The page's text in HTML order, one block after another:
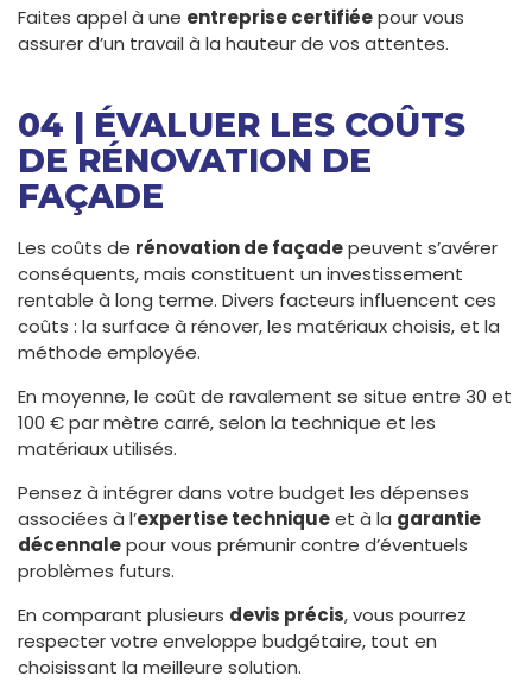
Faites appel à une entreprise certifiéepour vous
assurer d’un travail à la hauteur de vos attentes.
04 | ÉVALUER LES COÛTS
DE RÉNOVATION DE
FAÇADE
Les coûts de rénovation de façadepeuvent s’avérer
conséquents, mais constituent un investissement
rentable à long terme. Divers facteurs influencent ces
coûts : la surface à rénover, les matériaux choisis, et la
méthode employée.
En moyenne, le coût de ravalement se situe entre 30 et
100 € par mètre carré, selon la technique et les
matériaux utilisés.
Pensez à intégrer dans votre budget les dépenses
associées à l’expertise techniqueet à la garantie
décennalepour vous prémunir contre d’éventuels
problèmes futurs.
En comparant plusieurs devis précis, vous pourrez
respecter votre enveloppe budgétaire, tout en
choisissant la meilleure solution.